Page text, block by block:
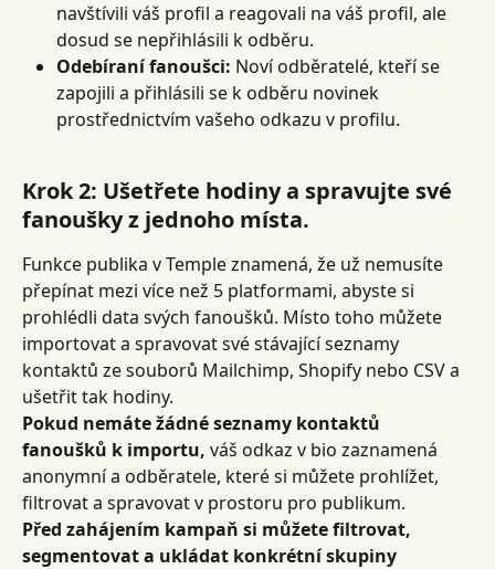
navštívili váš profil a reagovali na váš profil, ale
dosud se nepřihlásili k odběru.
Odebíraní fanoušci: Noví odběratelé, kteří se
zapojili a přihlásili se k odběru novinek
prostřednictvím vašeho odkazu v profilu.
Krok 2: Ušetřete hodiny a spravujte své
fanoušky z jednoho místa.
Funkce publika v Temple znamená, že už nemusíte
přepínat mezi více než 5 platformami, abyste si
prohlédli data svých fanoušků. Místo toho můžete
importovat a spravovat své stávající seznamy
kontaktů ze souborů Mailchimp, Shopify nebo CSV a
ušetřit tak hodiny.
Pokud nemáte žádné seznamy kontaktů
fanoušků k importu, váš odkaz v bio zaznamená
anonymní a odběratele, které si můžete prohlížet,
filtrovat a spravovat v prostoru pro publikum.
Před zahájením kampaň si můžete filtrovat,
segmentovat a ukládat konkrétní skupiny